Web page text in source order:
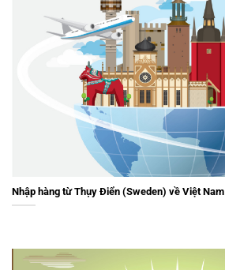
Nhập hàng từ Thụy Điển (Sweden) về Việt Nam